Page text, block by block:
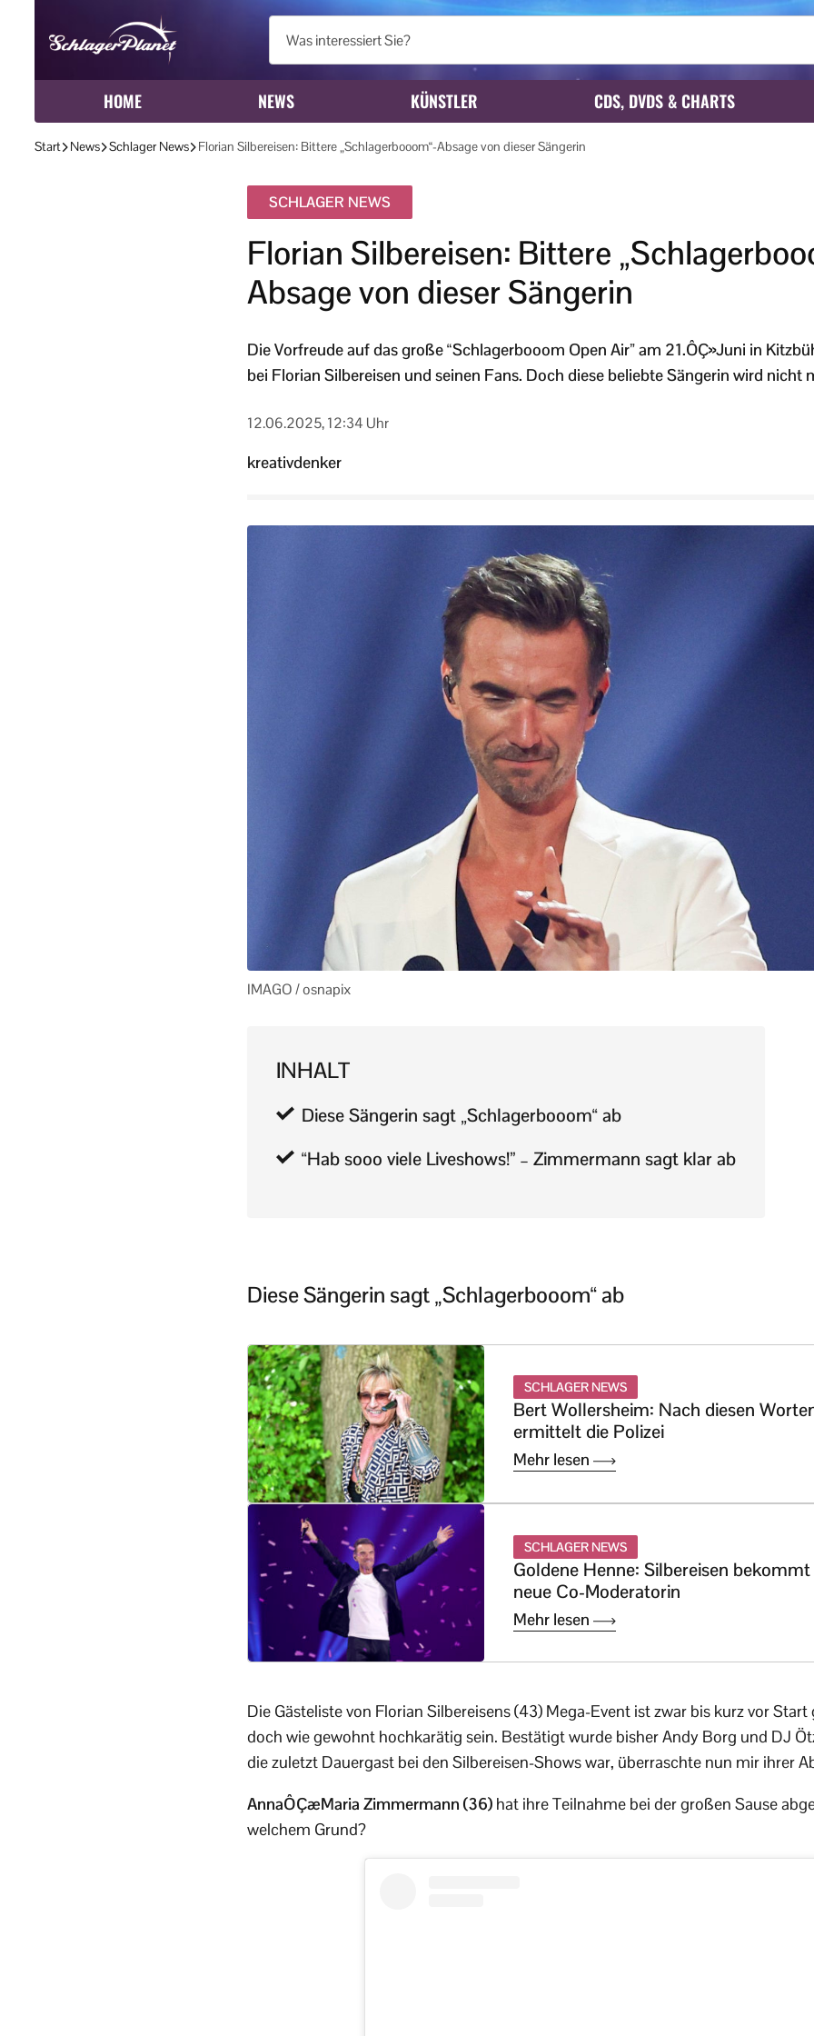
HOME NEWS KÜNSTLER CDS, DVDS & CHARTS
Start News Schlager News Florian Silbereisen: Bittere „Schlagerbooom“-Absage von dieser Sängerin
SCHLAGER NEWS
Florian Silbereisen: Bittere
Absage von dieser Sängerin
Die Vorfreude auf das große “Schlagerbooom Open Air” am 21.ÔÇ»Juni in
bei Florian Silbereisen und seinen Fans. Doch diese beliebte Sängerin wird nicht
12.06.2025, 12:34 Uhr
kreativdenker
IMAGO / osnapix
INHALT
Diese Sängerin sagt „Schlagerbooom“ ab
“Hab sooo viele Liveshows!” – Zimmermann sagt klar ab
Diese Sängerin sagt „Schlagerbooom“ ab
SCHLAGER NEWS
Bert Wollersheim: Nach diesen
ermittelt die Polizei
Mehr lesen
SCHLAGER NEWS
Goldene Henne: Silbereisen bekommt
neue Co-Moderatorin
Mehr lesen
Die Gästeliste von Florian Silbereisens (43) Mega-Event ist zwar bis kurz vor
doch wie gewohnt hochkarätig sein. Bestätigt wurde bisher Andy Borg und DJ
die zuletzt Dauergast bei den Silbereisen-Shows war, überraschte nun mir ihrer
AnnaÔÇæMaria Zimmermann (36) hat ihre Teilnahme bei der großen Sause
welchem Grund?